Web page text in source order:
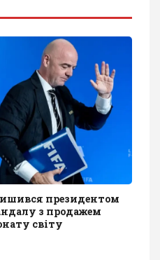
президентом
з продажем
світу